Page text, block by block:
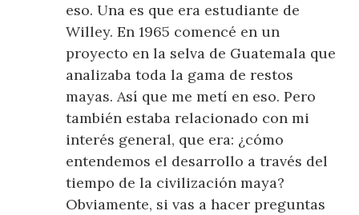
eso. Una es que era estudiante de
Willey. En 1965 comencé en un
proyecto en la selva de Guatemala que
analizaba toda la gama de restos
mayas. Así que me metí en eso. Pero
también estaba relacionado con mi
interés general, que era: ¿cómo
entendemos el desarrollo a través del
tiempo de la civilización maya?
Obviamente, si vas a hacer preguntas